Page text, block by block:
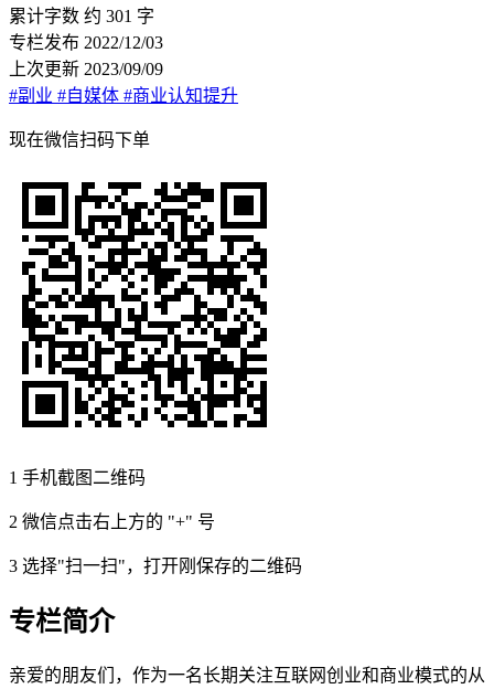
累计字数 约 301 字
专栏发布 2022/12/03
上次更新 2023/09/09
#副业 #自媒体 #商业认知提升
现在微信扫码下单
1 手机截图二维码
2 微信点击右上方的 "+" 号
3 选择"扫一扫"，打开刚保存的二维码
专栏简介
亲爱的朋友们，作为一名长期关注互联网创业和商业模式的从